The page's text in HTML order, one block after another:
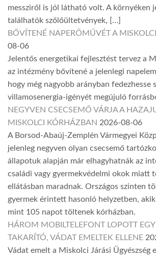
messziről is jól látható volt. A környéken
találhatók szőlőültetvények, […]
BŐVÍTENÉ NAPERŐMŰVÉT A
08-06
Jelentős energetikai fejlesztést tervez a
az intézmény bővítené a jelenlegi
hogy még nagyobb arányban fedezhesse
villamosenergia-igényét megújuló
NEGYVEN CSECSEMŐ VÁRJA A
MISKOLCI KÓRHÁZBAN 2026-08-06
A Borsod-Abaúj-Zemplén Vármegyei
jelenleg negyven olyan csecsemő
állapotuk alapján már elhagyhatnák az
családi vagy gyermekvédelmi okok miatt
ellátásban maradnak. Országos szinten
gyermek érintett hasonló helyzetben,
mint 105 napot töltenek kórházban.
HÁROM MOBILTELEFONT LOPOTT EGY
TAKARÍTÓ, VÁDAT EMELTEK ELLENE
Vádat emelt a Miskolci Járási Ügyészség